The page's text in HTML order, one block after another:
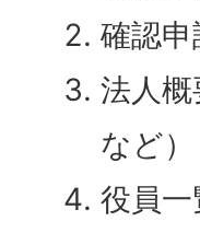
確認
法人
など）
役員一